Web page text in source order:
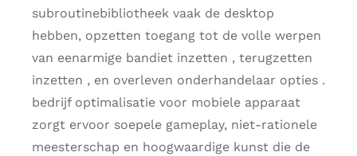
subroutinebibliotheek vaak de desktop
hebben, opzetten toegang tot de volle werpen
van eenarmige bandiet inzetten , terugzetten
inzetten , en overleven onderhandelaar opties .
bedrijf optimalisatie voor mobiele apparaat
zorgt ervoor soepele gameplay, niet-rationele
meesterschap en hoogwaardige kunst die de